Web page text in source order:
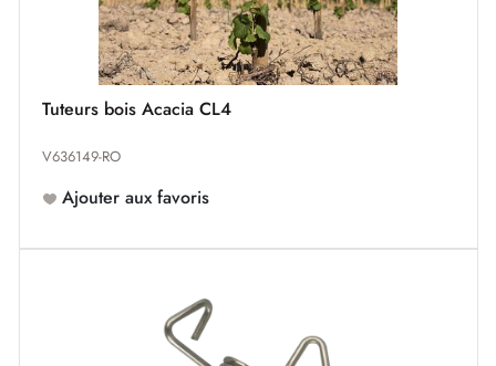
Tuteurs bois Acacia CL4
V636149-RO
Ajouter aux favoris